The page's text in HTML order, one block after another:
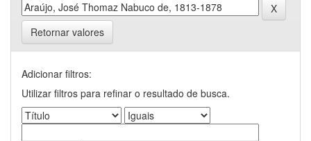
Retornar valores
Adicionar filtros:
Utilizar filtros para refinar o resultado de busca.